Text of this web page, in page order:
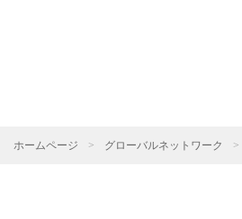
ホームページ > グローバルネットワーク >